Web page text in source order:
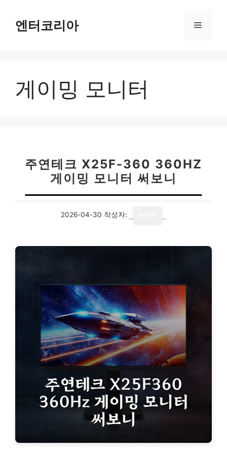
엔터코리아 메
게이밍 모니터
주연테크 X25F-360 360HZ
게이밍 모니터 써보니
2026-04-30 작성자: